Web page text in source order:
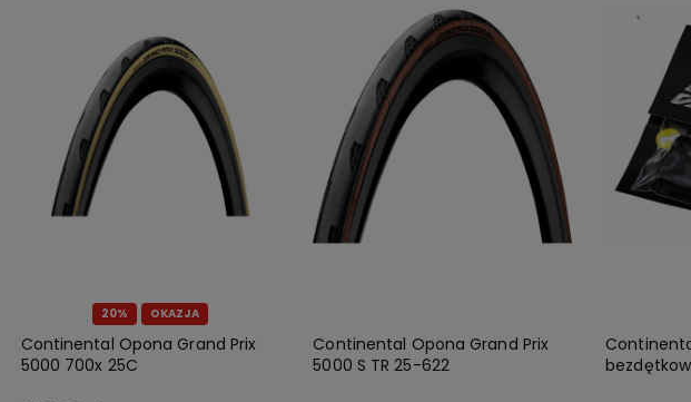
20% OKAZJA
Continental Opona Grand Prix
5000 700x 25C
Continental Opona Grand Prix
5000 S TR 25-622